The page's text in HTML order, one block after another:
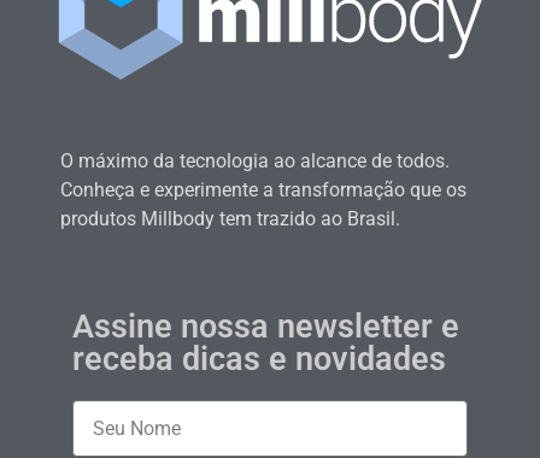
O máximo da tecnologia ao alcance de todos.
Conheça e experimente a transformação que os
produtos Millbody tem trazido ao Brasil.
Assine nossa newsletter e
receba dicas e novidades